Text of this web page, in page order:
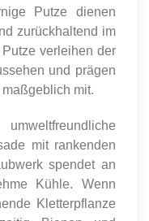
Putze dienen
zurückhaltend im
verleihen der
und prägen
mit.
mit rankenden
spendet an
Kühle. Wenn
Kletterpflanze